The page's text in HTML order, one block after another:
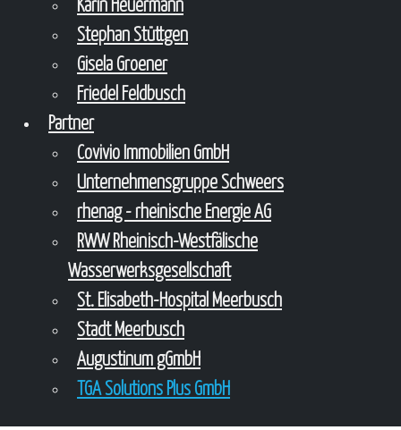
Karin Heuermann
Stephan Stüttgen
Gisela Groener
Friedel Feldbusch
Partner
Covivio Immobilien GmbH
Unternehmensgruppe Schweers
rhenag - rheinische Energie AG
RWW Rheinisch-Westfälische
Wasserwerksgesellschaft
St. Elisabeth-Hospital Meerbusch
Stadt Meerbusch
Augustinum gGmbH
TGA Solutions Plus GmbH